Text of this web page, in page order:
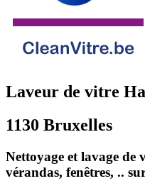
Laveur de vitre
1130 Bruxelles
Nettoyage et lavage de
vérandas, fenêtres, ..